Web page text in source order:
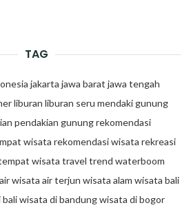
TAG
jakarta jawa barat jawa tengah
liburan liburan seru mendaki gunung
pendakian gunungrekomendasi
wisata rekomendasi wisata rekreasi
wisata travel trend waterboom
wisata air terjun wisata alam wisata bali
baliwisata di bandungwisata di bogor